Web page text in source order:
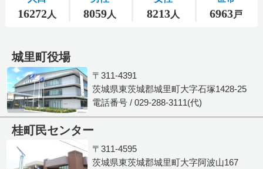
城里町役場
〒311-4391
茨城県東茨城郡城里町大字石塚1428-25
電話番号 / 029-288-3111(代)
桂町民センター
〒311-4595
茨城県東茨城郡城里町大字阿波山167